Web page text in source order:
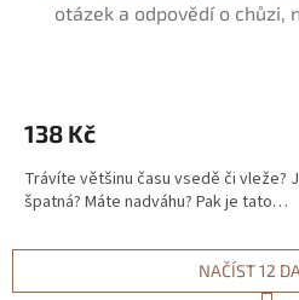
otázek a odpovědí o chůzi,
138 Kč
Trávíte většinu času vsedě či vleže?
špatná? Máte nadváhu? Pak je tato…
NAČÍST 12